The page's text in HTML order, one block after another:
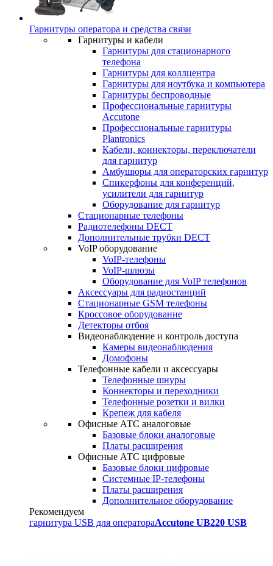
Гарнитуры оператора и средства связи
Гарнитуры и кабели
Гарнитуры для стационарного
телефона
Гарнитуры для коллцентра
Гарнитуры для ноутбука и компьютера
Гарнитуры беспроводные
Профессиональные гарнитуры
Accutone
Профессиональные гарнитуры
Plantronics
Кабели, коннекторы, переключатели
для гарнитур
Амбушюры для операторских гарнитур
Cпикерфоны для конференций,
усилители для гарнитур
Оборудование для гарнитур
Стационарные телефоны
Радиотелефоны DECT
Дополнительные трубки DECT
VoIP оборудование
VoIP-телефоны
VoIP-шлюзы
Оборудование для VoIP телефонов
Аксессуары для радиостанций
Стационарные GSM телефоны
Кроссовое оборудование
Детекторы отбоя
Видеонаблюдение и контроль доступа
Камеры видеонаблюдения
Домофоны
Телефонные кабели и аксессуары
Телефонные шнуры
Коннекторы и переходники
Телефонные розетки и вилки
Крепеж для кабеля
Офисные АТС аналоговые
Базовые блоки аналоговые
Платы расширения
Офисные АТС цифровые
Базовые блоки цифровые
Системные IP-телефоны
Платы расширения
Дополнительное оборудование
Рекомендуем
гарнитура USB для оператораAccutone UB220 USB